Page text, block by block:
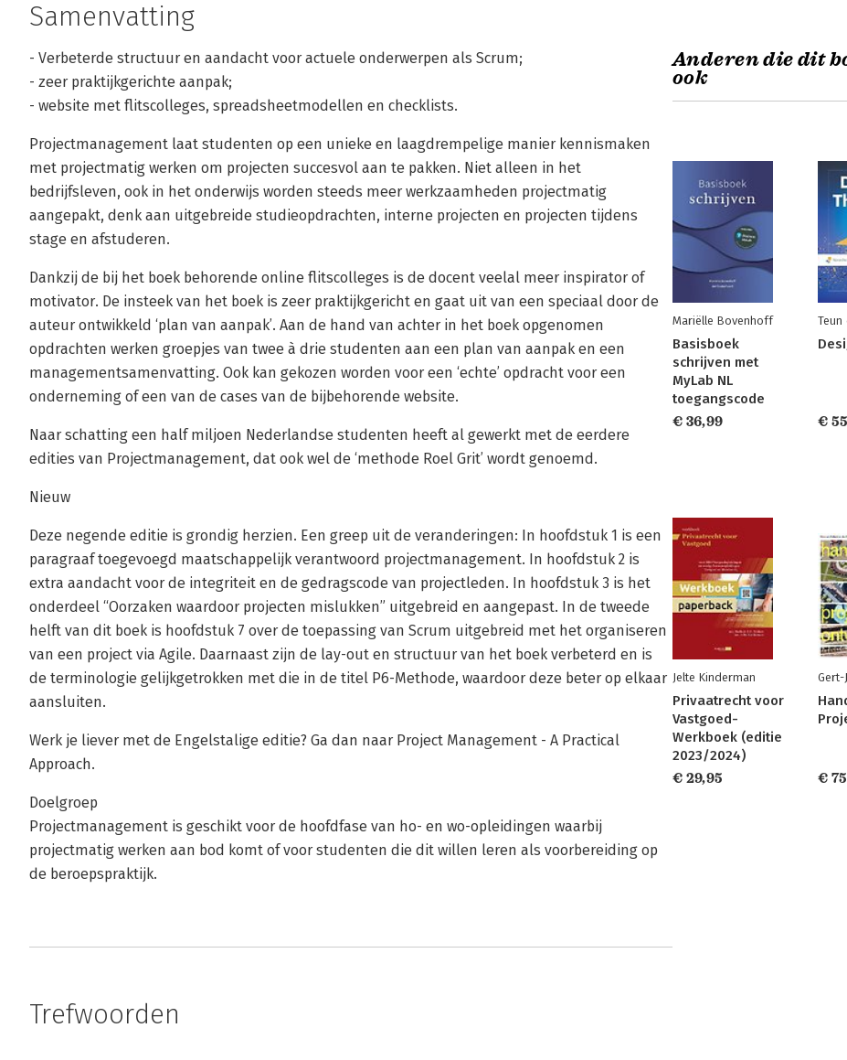
Samenvatting
- Verbeterde structuur en aandacht voor actuele onderwerpen als Scrum;
- zeer praktijkgerichte aanpak;
- website met flitscolleges, spreadsheetmodellen en checklists.
Projectmanagement laat studenten op een unieke en laagdrempelige manier kennismaken
met projectmatig werken om projecten succesvol aan te pakken. Niet alleen in het
bedrijfsleven, ook in het onderwijs worden steeds meer werkzaamheden projectmatig
aangepakt, denk aan uitgebreide studieopdrachten, interne projecten en projecten tijdens
stage en afstuderen.
Dankzij de bij het boek behorende online flitscolleges is de docent veelal meer inspirator of
motivator. De insteek van het boek is zeer praktijkgericht en gaat uit van een speciaal door de
auteur ontwikkeld ‘plan van aanpak’. Aan de hand van achter in het boek opgenomen
opdrachten werken groepjes van twee à drie studenten aan een plan van aanpak en een
managementsamenvatting. Ook kan gekozen worden voor een ‘echte’ opdracht voor een
onderneming of een van de cases van de bijbehorende website.
Naar schatting een half miljoen Nederlandse studenten heeft al gewerkt met de eerdere
edities van Projectmanagement, dat ook wel de ‘methode Roel Grit’ wordt genoemd.
Nieuw
Deze negende editie is grondig herzien. Een greep uit de veranderingen: In hoofdstuk 1 is een
paragraaf toegevoegd maatschappelijk verantwoord projectmanagement. In hoofdstuk 2 is
extra aandacht voor de integriteit en de gedragscode van projectleden. In hoofdstuk 3 is het
onderdeel “Oorzaken waardoor projecten mislukken” uitgebreid en aangepast. In de tweede
helft van dit boek is hoofdstuk 7 over de toepassing van Scrum uitgebreid met het organiseren
van een project via Agile. Daarnaast zijn de lay-out en structuur van het boek verbeterd en is
de terminologie gelijkgetrokken met die in de titel P6-Methode, waardoor deze beter op elkaar
aansluiten.
Werk je liever met de Engelstalige editie? Ga dan naar Project Management - A Practical
Approach.
Doelgroep
Projectmanagement is geschikt voor de hoofdfase van ho- en wo-opleidingen waarbij
projectmatig werken aan bod komt of voor studenten die dit willen leren als voorbereiding op
de beroepspraktijk.
Trefwoorden
Anderen die dit
ook
Mariëlle Bovenhoff
Basisboek
schrijven met
MyLab NL
toegangscode
€ 36,99
Teun
€
Jelte Kinderman
Privaatrecht voor
Vastgoed-
Werkboek (editie
2023/2024)
€ 29,95
Gert-
€